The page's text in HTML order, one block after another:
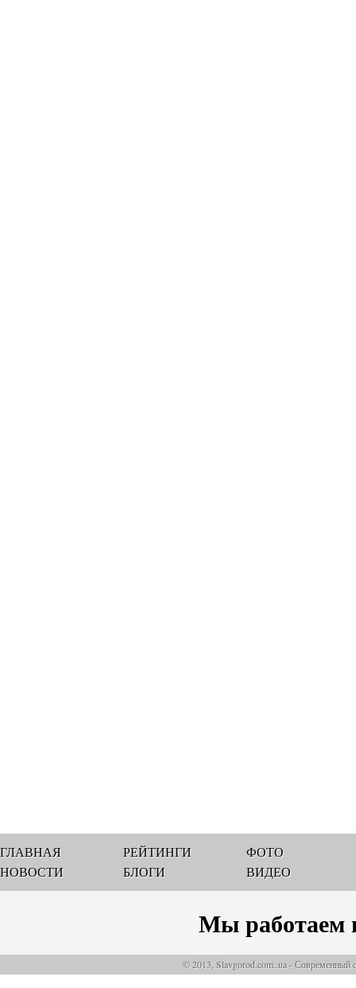
ГЛАВНАЯ
НОВОСТИ
РЕЙТИНГИ
БЛОГИ
ФОТО
ВИДЕО
Мы работаем
© 2013, Slavgorod.com..ua - Современный